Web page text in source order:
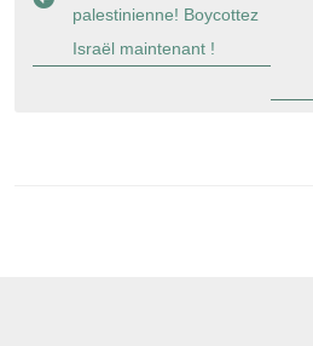
l’article
palestinienne! Boycottez
Israël maintenant !